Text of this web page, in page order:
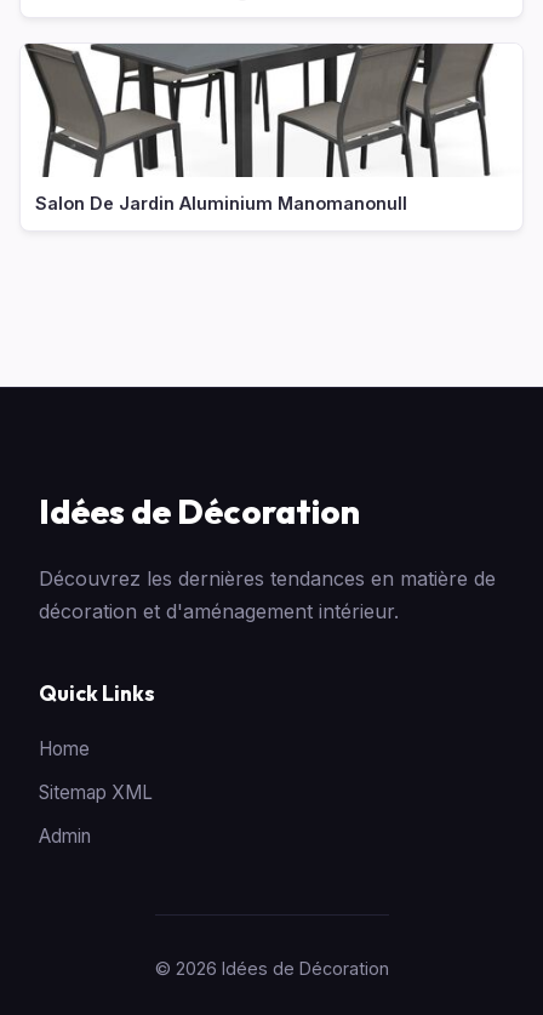
Salon De Jardin Aluminium Manomanonull
Idées de Décoration
Découvrez les dernières tendances en matière de
décoration et d'aménagement intérieur.
Quick Links
Home
Sitemap XML
Admin
© 2026 Idées de Décoration